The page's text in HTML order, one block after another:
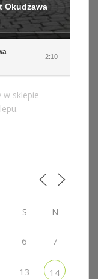
Okudżawa
2:10
w sklepie
S N
6 7
13 14